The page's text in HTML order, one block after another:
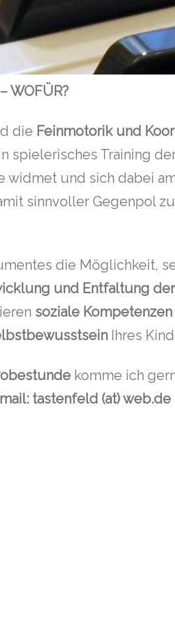
WOFÜR?
die Feinmotorik und
spielerisches Training
widmet und sich dabei
sinnvoller Gegenpol
die Möglichkeit,
und Entfaltung
soziale Kompetenzen
Ihres
komme ich
tastenfeld (at) web.de